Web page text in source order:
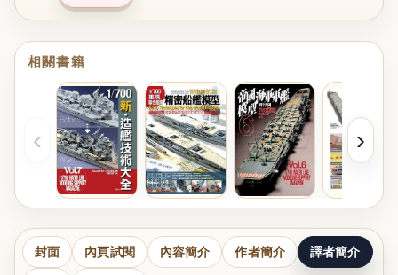
相關書籍
‹ ›
封面 內頁試閱 內容簡介 作者簡介 譯者簡介